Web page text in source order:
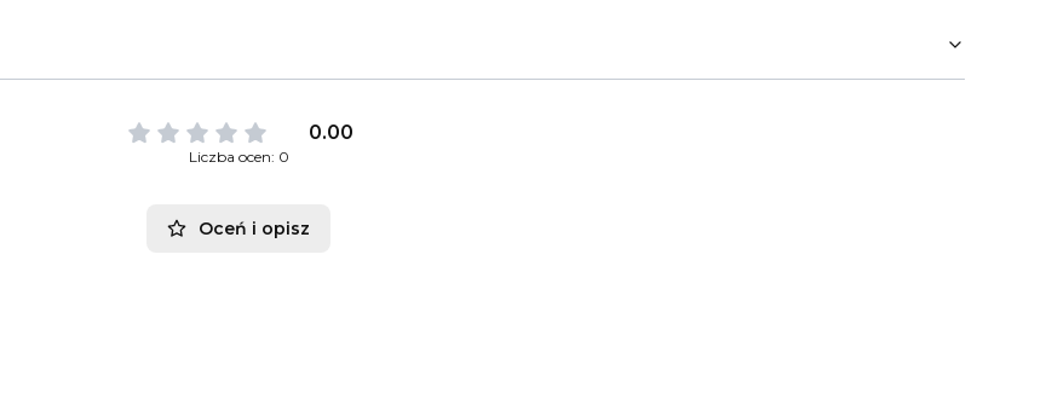
0.00
Liczba ocen: 0
Oceń i opisz